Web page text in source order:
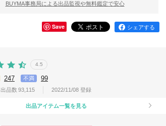
BUYMA事務局による出品監視や無料鑑定で安心
Save シェアする
4.5
247 不満 99
出品数 93,115 2022/11/08 登録
出品アイテム一覧を見る